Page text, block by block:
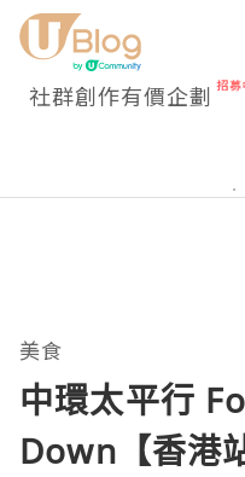
社群創作有價企劃
美食
中環太平行
Down【香港